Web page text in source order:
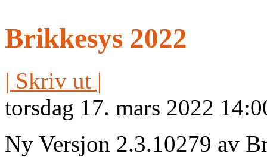
Brikkesys 2022
| Skriv ut |
torsdag 17. mars 2022
Ny Versjon 2.3.10279 av